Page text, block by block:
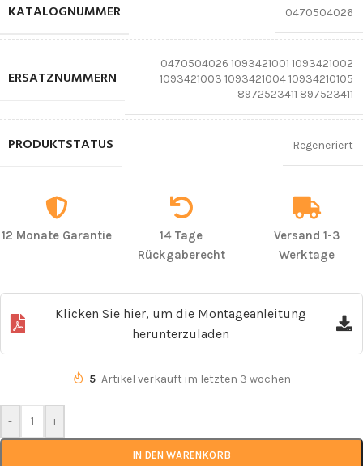
KATALOGNUMMER 0470504026
ERSATZNUMMERN
0470504026 1093421001 1093421002
1093421003 1093421004 10934210105
8972523411 897523411
PRODUKTSTATUS Regeneriert
12 Monate Garantie
14 Tage
Rückgaberecht
Versand 1-3
Werktage
Klicken Sie hier, um die Montageanleitung
herunterzuladen
5 Artikel verkauft im letzten 3 wochen
- +
IN DEN WARENKORB